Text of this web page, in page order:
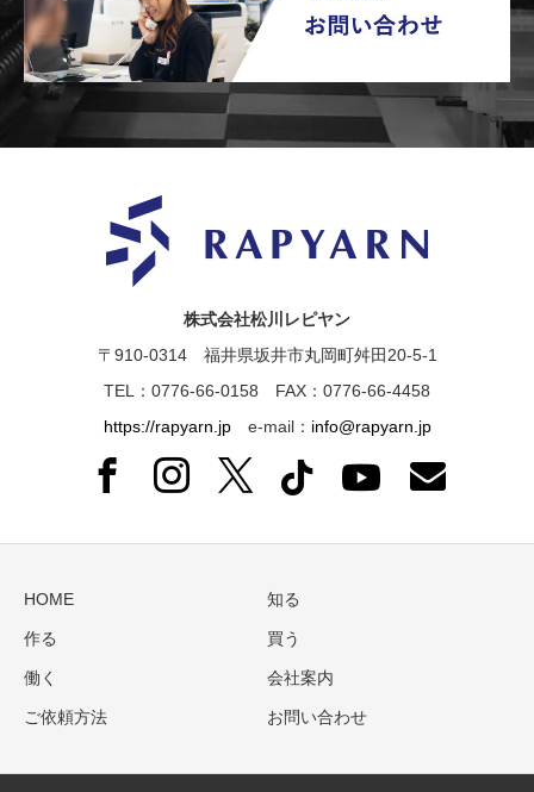
株式会社松川レピヤン
〒910-0314 福井県坂井市丸岡町舛田20-5-1
TEL：0776-66-0158 FAX：0776-66-4458
https://rapyarn.jpe-mail： info@rapyarn.jp
HOME 知る
作る 買う
働く 会社案内
ご依頼方法 お問い合わせ